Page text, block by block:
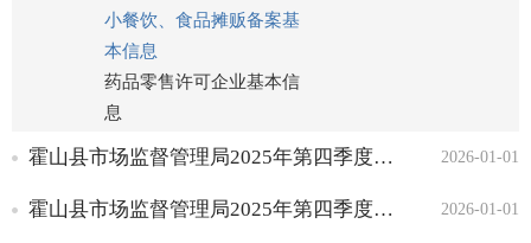
小餐饮、食品摊贩备案基
本信息
药品零售许可企业基本信
息
监督检查
公共服务
2026-01-01
霍山县市场监督管理局2025年第四季度小餐饮许可信息
2026-01-01
霍山县市场监督管理局2025年第四季度食品小摊贩许可办理信息